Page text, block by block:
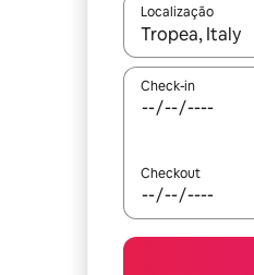
Localização
Quando os
Check-in
Checkout